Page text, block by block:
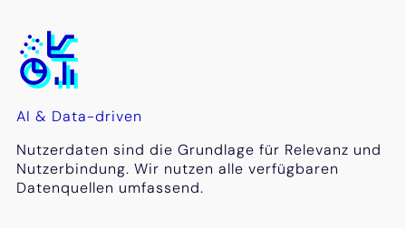
AI & Data-driven
Nutzerdaten sind die Grundlage für Relevanz und
Nutzerbindung. Wir nutzen alle verfügbaren
Datenquellen umfassend.